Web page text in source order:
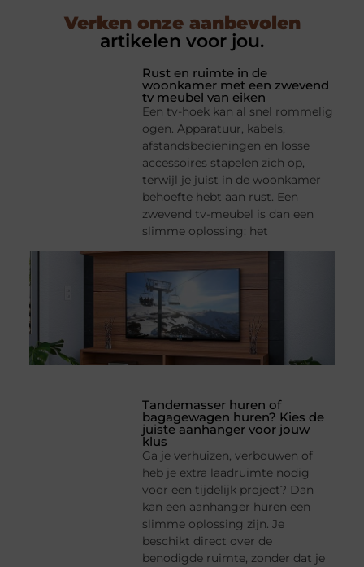
Verken onze aanbevolen
artikelen voor jou.
Rust en ruimte in de
woonkamer met een zwevend
tv meubel van eiken
Een tv-hoek kan al snel rommelig
ogen. Apparatuur, kabels,
afstandsbedieningen en losse
accessoires stapelen zich op,
terwijl je juist in de woonkamer
behoefte hebt aan rust. Een
zwevend tv-meubel is dan een
slimme oplossing: het
Tandemasser huren of
bagagewagen huren? Kies de
juiste aanhanger voor jouw
klus
Ga je verhuizen, verbouwen of
heb je extra laadruimte nodig
voor een tijdelijk project? Dan
kan een aanhanger huren een
slimme oplossing zijn. Je
beschikt direct over de
benodigde ruimte, zonder dat je